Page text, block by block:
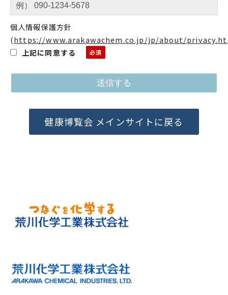
個人情報保護方針
(https://www.arakawachem.co.jp/jp/about/
上記に同意する
健康博覧会 メインサイトに戻る